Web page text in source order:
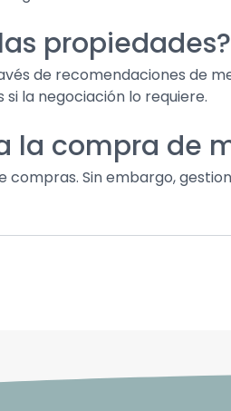
propiedades?
de recomendaciones de
la negociación lo requiere.
la compra de
Sin embargo,